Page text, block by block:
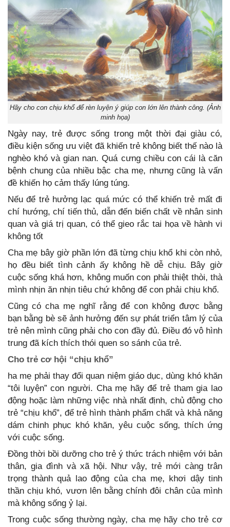
Hãy cho con chịu khổ để rèn luyện ý giúp con lớn lên thành công. (Ảnh
minh họa)
Ngày nay, trẻ được sống trong một thời đại giàu có,
điều kiện sống ưu việt đã khiến trẻ không biết thế nào là
nghèo khó và gian nan. Quá cưng chiều con cái là căn
bệnh chung của nhiều bậc cha mẹ, nhưng cũng là vấn
đề khiến họ cảm thấy lúng túng.
Nếu để trẻ hưởng lạc quá mức có thể khiến trẻ mất đi
chí hướng, chí tiến thủ, dẫn đến biến chất về nhân sinh
quan và giá trị quan, có thể gieo rắc tai họa về hành vi
không tốt
Cha mẹ bây giờ phần lớn đã từng chịu khổ khi còn nhỏ,
họ đều biết tình cảnh ấy không hề dễ chịu. Bây giờ
cuộc sống khá hơn, không muốn con phải thiệt thòi, thà
mình nhịn ăn nhịn tiêu chứ không để con phải chịu khổ.
Cũng có cha mẹ nghĩ rằng để con không được bằng
bạn bằng bè sẽ ảnh hưởng đến sự phát triển tâm lý của
trẻ nên mình cũng phải cho con đầy đủ. Điều đó vô hình
trung đã kích thích thói quen so sánh của trẻ.
Cho trẻ cơ hội “chịu khổ”
ha mẹ phải thay đổi quan niệm giáo dục, dùng khó khăn
“tôi luyện” con người. Cha mẹ hãy để trẻ tham gia lao
động hoặc làm những việc nhà nhất định, chủ động cho
trẻ “chịu khổ”, để trẻ hình thành phẩm chất và khả năng
dám chinh phục khó khăn, yêu cuộc sống, thích ứng
với cuộc sống.
Đồng thời bồi dưỡng cho trẻ ý thức trách nhiệm với bản
thân, gia đình và xã hội. Như vậy, trẻ mới càng trân
trọng thành quả lao động của cha mẹ, khơi dậy tinh
thần chịu khó, vươn lên bằng chính đôi chân của mình
mà không sống ỷ lại.
Trong cuộc sống thường ngày, cha mẹ hãy cho trẻ cơ